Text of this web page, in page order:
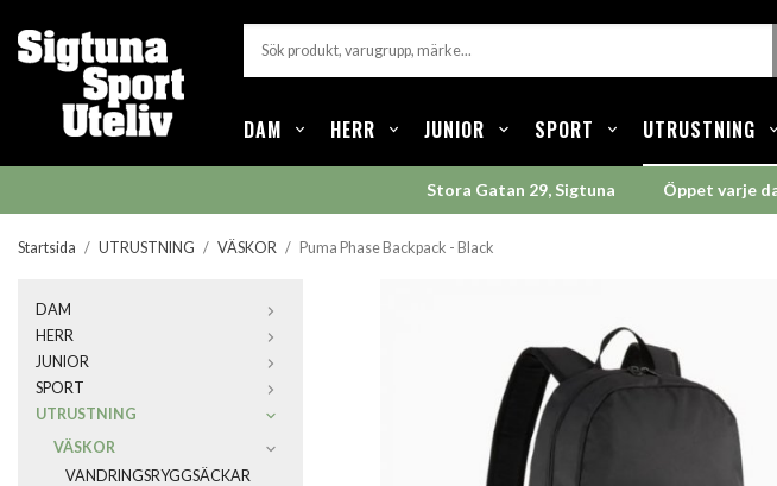
DAM HERR JUNIOR SPORT UTRUSTNING
Stora Gatan 29, Sigtuna Öppet varje
Startsida / UTRUSTNING / VÄSKOR / Puma Phase Backpack - Black
DAM
HERR
JUNIOR
SPORT
UTRUSTNING
VÄSKOR
VANDRINGSRYGGSÄCKAR